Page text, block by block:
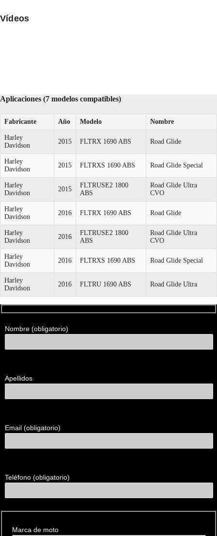
Vídeos
Aplicaciones (7 modelos compatibles)
Fabricante Año Modelo Nombre
Harley
Davidson
2015 FLTRX 1690 ABS Road Glide
Harley
Davidson
2015 FLTRXS 1690 ABS Road Glide Special
Harley
Davidson
2015
FLTRUSE2 1800
ABS
Road Glide Ultra
CVO
Harley
Davidson
2016 FLTRX 1690 ABS Road Glide
Harley
Davidson
2016
FLTRUSE2 1800
ABS
Road Glide Ultra
CVO
Harley
Davidson
2016 FLTRXS 1690 ABS Road Glide Special
Harley
Davidson
2016 FLTRU 1690 ABS Road Glide Ultra
deNombre (obligatorio)
Apellidos
Email (obligatorio)
Teléfono (obligatorio)
Marca de moto